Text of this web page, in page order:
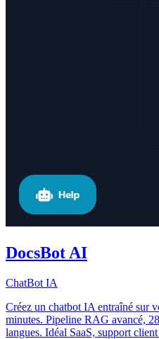
DocsBot AI
ChatBot IA
Créez un chatbot IA entraîné sur
minutes. Pipeline RAG avancé,
langues. Idéal SaaS, support